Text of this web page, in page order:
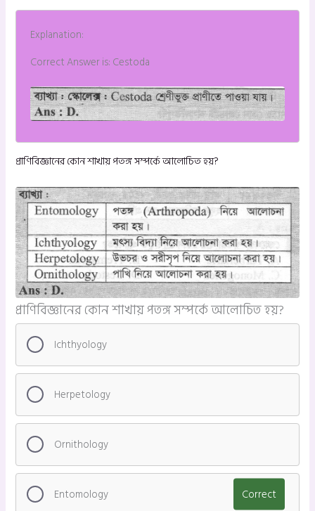
Explanation:
Correct Answer is: Cestoda
প্রাণিবিজ্ঞানের কোন শাখায় পতঙ্গ সম্পর্কে আলোচিত হয়?
প্রাণিবিজ্ঞানের কোন শাখায় পতঙ্গ সম্পর্কে আলোচিত হয়?
Ichthyology
Herpetology
Ornithology
Entomology Correct